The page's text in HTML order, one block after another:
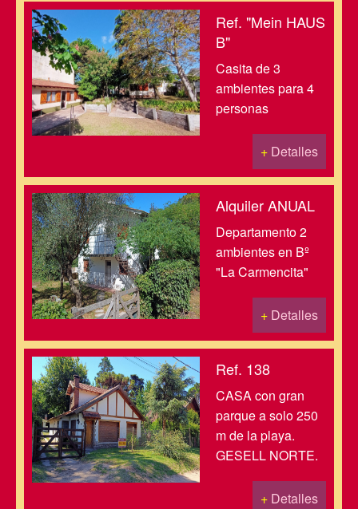
Ref. "Mein HAUS
B"
Casita de 3
ambientes para 4
personas
+ Detalles
Alquiler ANUAL
Departamento 2
ambientes en Bº
"La Carmencita"
+ Detalles
Ref. 138
CASA con gran
parque a solo 250
m de la playa.
GESELL NORTE.
+ Detalles